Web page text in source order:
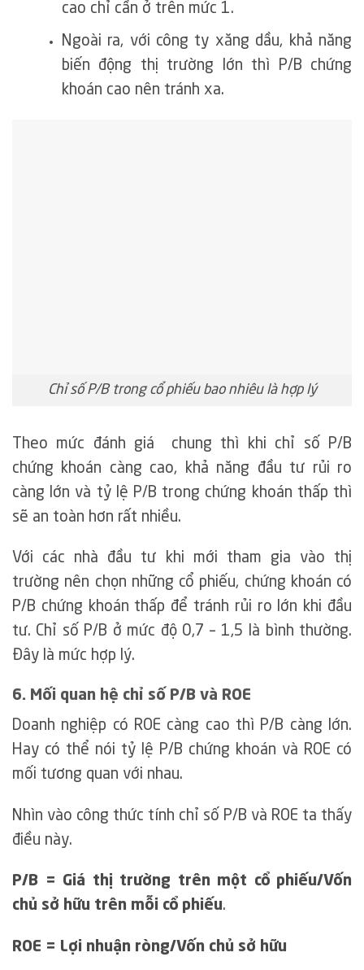
cao chỉ cần ở trên mức 1.
Ngoài ra, với công ty xăng dầu, khả năng
biến động thị trường lớn thì P/B chứng
khoán cao nên tránh xa.
Chỉ số P/B trong cổ phiếu bao nhiêu là hợp lý
Theo mức đánh giá chung thì khi chỉ số P/B
chứng khoán càng cao, khả năng đầu tư rủi ro
càng lớn và tỷ lệ P/B trong chứng khoán thấp thì
sẽ an toàn hơn rất nhiều.
Với các nhà đầu tư khi mới tham gia vào thị
trường nên chọn những cổ phiếu, chứng khoán có
P/B chứng khoán thấp để tránh rủi ro lớn khi đầu
tư. Chỉ số P/B ở mức độ 0,7 – 1,5 là bình thường.
Đây là mức hợp lý.
6. Mối quan hệ chỉ số P/B và ROE
Doanh nghiệp có ROE càng cao thì P/B càng lớn.
Hay có thể nói tỷ lệ P/B chứng khoán và ROE có
mối tương quan với nhau.
Nhìn vào công thức tính chỉ số P/B và ROE ta thấy
điều này.
P/B = Giá thị trường trên một cổ phiếu/Vốn
chủ sở hữu trên mỗi cổ phiếu.
ROE = Lợi nhuận ròng/Vốn chủ sở hữu